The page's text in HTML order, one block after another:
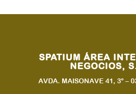
SPATIUM ÁREA
NEGOCIOS,
AVDA. MAISONAVE 41, 3º –